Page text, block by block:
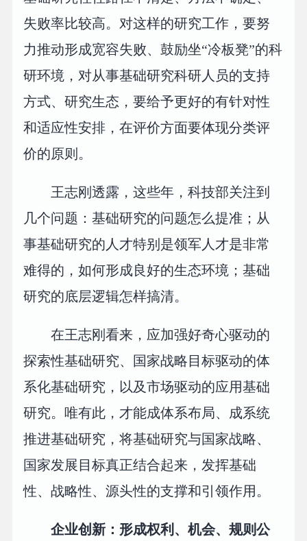
失败率比较高。对这样的研究工作，要努
力推动形成宽容失败、鼓励坐“冷板凳”的科
研环境，对从事基础研究科研人员的支持
方式、研究生态，要给予更好的有针对性
和适应性安排，在评价方面要体现分类评
价的原则。
王志刚透露，这些年，科技部关注到
几个问题：基础研究的问题怎么提准；从
事基础研究的人才特别是领军人才是非常
难得的，如何形成良好的生态环境；基础
研究的底层逻辑怎样搞清。
在王志刚看来，应加强好奇心驱动的
探索性基础研究、国家战略目标驱动的体
系化基础研究，以及市场驱动的应用基础
研究。唯有此，才能成体系布局、成系统
推进基础研究，将基础研究与国家战略、
国家发展目标真正结合起来，发挥基础
性、战略性、源头性的支撑和引领作用。
企业创新：形成权利、机会、规则公